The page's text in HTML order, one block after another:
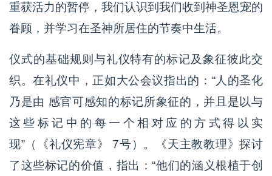
重获活力的暂停，我们认识到我们收到神圣恩宠的
眷顾，并学习在圣神所居住的节奏中生活。
仪式的基础规则与礼仪特有的标记及象征彼此交
织。在礼仪中，正如大公会议指出的：“人的圣化
乃是由 感官可感知的标记所象征的，并且是以与
这些标记中的每一个相对应的方式得以实
现”（《礼仪宪章》 7号）。《天主教教理》探讨
了这些标记的价值，指出：“他们的涵义根植于创